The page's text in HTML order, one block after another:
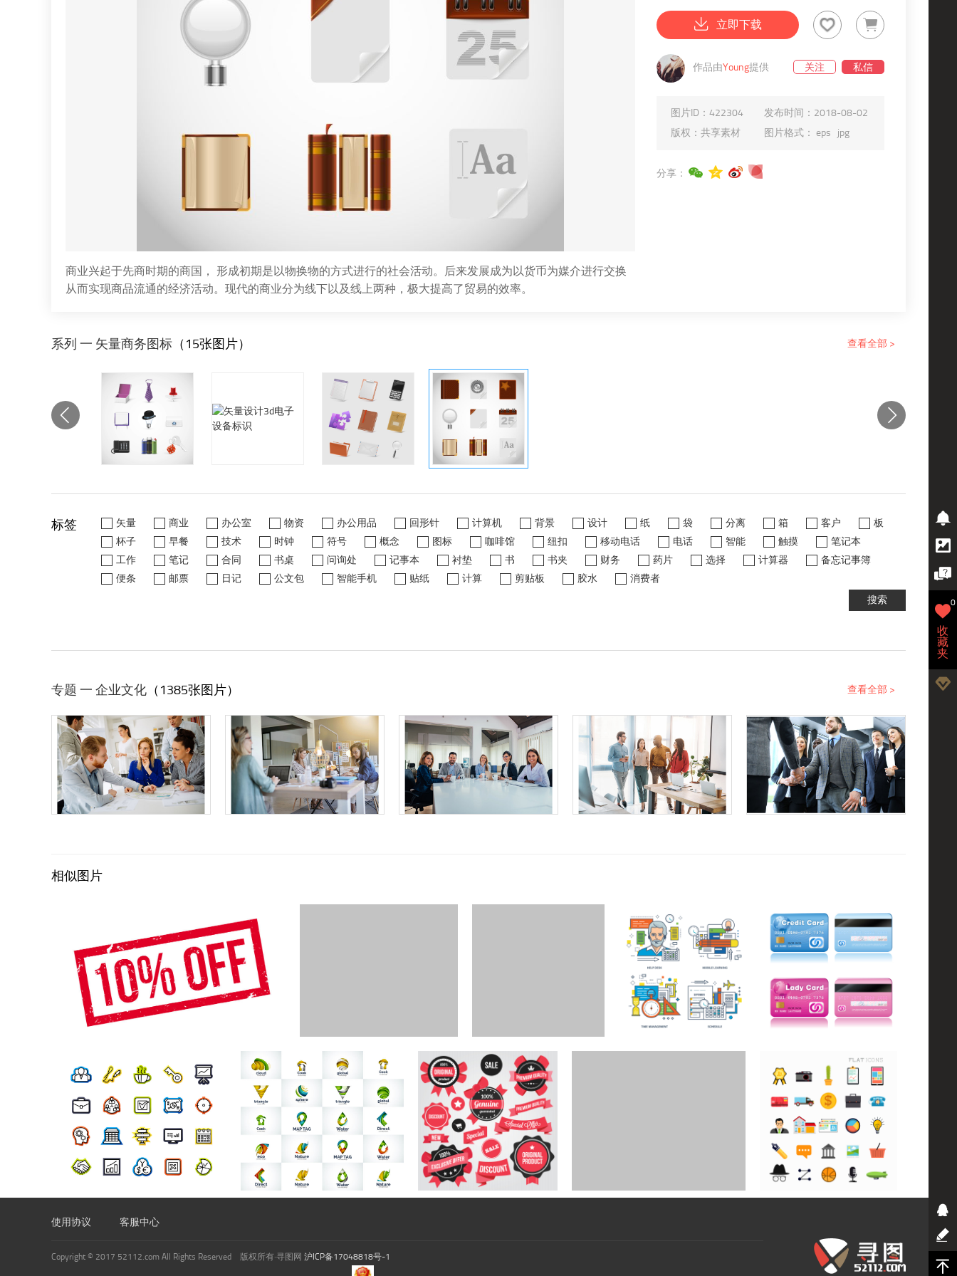
商业兴起于先商时期的商国， 形成初期是以物换物的方式进行的社会活动。后来发展成为以货币为媒介进行交换
从而实现商品流通的经济活动。现代的商业分为线下以及线上两种，极大提高了贸易的效率。
立即下载
作品由Young提供 关注 私信
图片ID： 422304 发布时间： 2018-08-02
版权： 共享素材 图片格式： eps jpg
分享：
系列 一 矢量商务图标 （15张图片） 查看全部 >
标签 矢量 商业 办公室 物资 办公用品 回形针 计算机 背景 设计 纸 袋 分离 箱 客户
板
杯子
早餐 技术 时钟 符号 概念 图标 咖啡馆 纽扣 移动电话 电话 智能 触摸
笔记本
工作
笔记 合同 书桌 问询处 记事本 衬垫 书 书夹 财务 药片 选择 计算器
备忘记事簿
便条
邮票 日记 公文包 智能手机 贴纸 计算 剪贴板 胶水
消费者
搜索
专题 一 企业文化 （1385张图片） 查看全部 >
相似图片
使用协议 客服中心
Copyright © 2017 52112.com All Rights Reserved 版权所有·寻图网 沪ICP备17048818号-1
收
藏
夹
0